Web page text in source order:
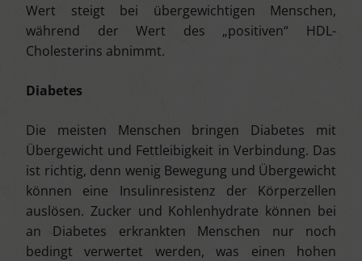
Wert steigt bei übergewichtigen Menschen,
während der Wert des „positiven“ HDL-
Cholesterins abnimmt.
Diabetes
Die meisten Menschen bringen Diabetes mit
Übergewicht und Fettleibigkeit in Verbindung. Das
ist richtig, denn wenig Bewegung und Übergewicht
können eine Insulinresistenz der Körperzellen
auslösen. Zucker und Kohlenhydrate können bei
an Diabetes erkrankten Menschen nur noch
bedingt verwertet werden, was einen hohen